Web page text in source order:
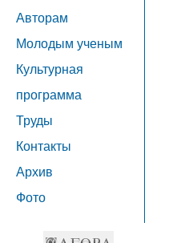
Авторам
Молодым ученым
Культурная
программа
Труды
Контакты
Архив
Фото